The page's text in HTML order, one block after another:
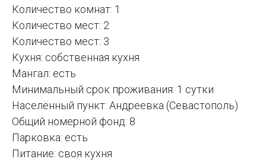
Количество комнат: 1
Количество мест: 2
Количество мест: 3
Кухня: собственная кухня
Мангал: есть
Минимальный срок проживания: 1 сутки
Населённый пункт: Андреевка (Севастополь)
Общий номерной фонд: 8
Парковка: есть
Питание: своя кухня